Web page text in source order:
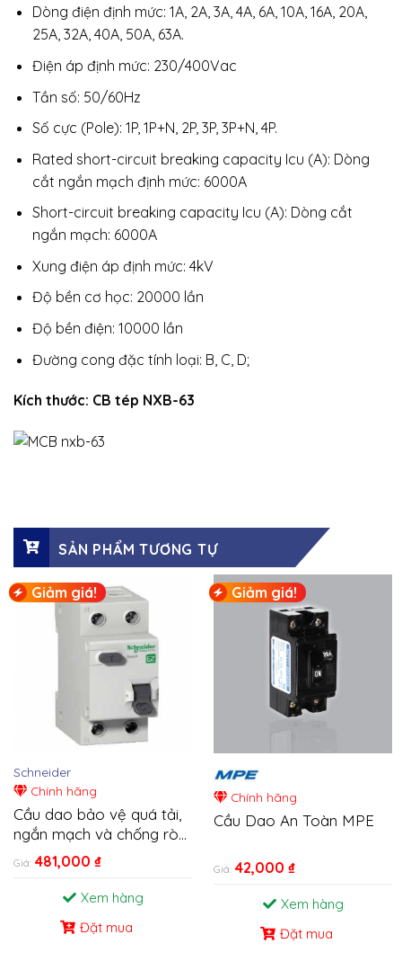
Dòng điện định mức: 1A, 2A, 3A, 4A, 6A, 10A, 16A, 20A,
25A, 32A, 40A, 50A, 63A.
Điện áp định mức: 230/400Vac
Tần số: 50/60Hz
Số cực (Pole): 1P, 1P+N, 2P, 3P, 3P+N, 4P.
Rated short-circuit breaking capacity Icu (A): Dòng
cắt ngắn mạch định mức: 6000A
Short-circuit breaking capacity Icu (A): Dòng cắt
ngắn mạch: 6000A
Xung điện áp định mức: 4kV
Độ bền cơ học: 20000 lần
Độ bền điện: 10000 lần
Đường cong đặc tính loại: B, C, D;
Kích thước: CB tép NXB-63
SẢN PHẨM TƯƠNG TỰ
Giảm giá!
Schneider
Chính hãng
Cầu dao bảo vệ quá tải,
ngắn mạch và chống rò
RCBO Easy9 10A-40A
Giá: 481,000 ₫
Xem hàng
Đặt mua
Giảm giá!
Chính hãng
Cầu Dao An Toàn MPE
Giá: 42,000 ₫
Xem hàng
Đặt mua